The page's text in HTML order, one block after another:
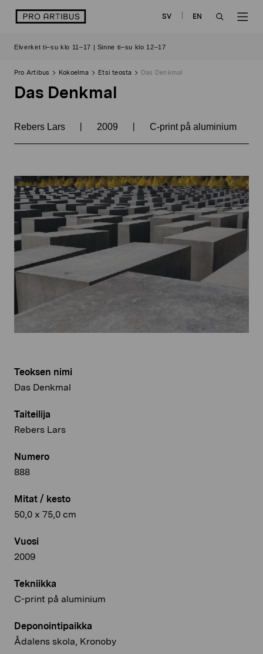
sisältöön
logo SV
EN
Elverket ti–su klo 11–17 | Sinne ti–su klo 12–17
Pro Artibus Kokoelma Etsi teosta Das Denkmal
Das Denkmal
Rebers Lars | 2009 | C-print på aluminium
Teoksen nimi
Das Denkmal
Taiteilija
Rebers Lars
Numero
888
Mitat / kesto
50,0 x 75,0 cm
Vuosi
2009
Tekniikka
C-print på aluminium
Deponointipaikka
Ådalens skola, Kronoby